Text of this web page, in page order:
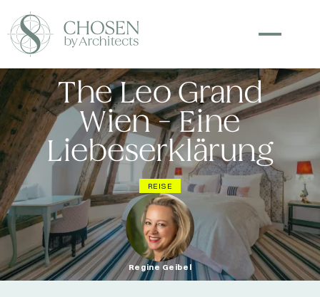
The Leo Grand
Wien - Eine
Liebeserklärung
REISE
Regine Geibel